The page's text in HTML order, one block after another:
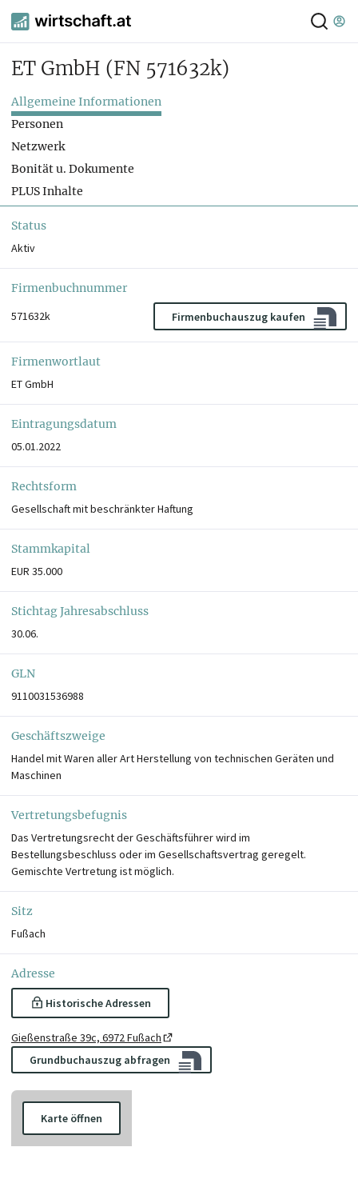
ET GmbH (FN 571632k)
Allgemeine Informationen
Personen
Netzwerk
Bonität u. Dokumente
PLUS Inhalte
Status
Aktiv
Firmenbuchnummer
571632k
Firmenbuchauszug kaufen
Firmenwortlaut
ET GmbH
Eintragungsdatum
05.01.2022
Rechtsform
Gesellschaft mit beschränkter Haftung
Stammkapital
EUR 35.000
Stichtag Jahresabschluss
30.06.
GLN
9110031536988
Geschäftszweige
Handel mit Waren aller Art Herstellung von technischen Geräten und
Maschinen
Vertretungsbefugnis
Das Vertretungsrecht der Geschäftsführer wird im
Bestellungsbeschluss oder im Gesellschaftsvertrag geregelt.
Gemischte Vertretung ist möglich.
Sitz
Fußach
Adresse
Historische Adressen
Gießenstraße 39c, 6972 Fußach
Grundbuchauszug abfragen
Karte öffnen